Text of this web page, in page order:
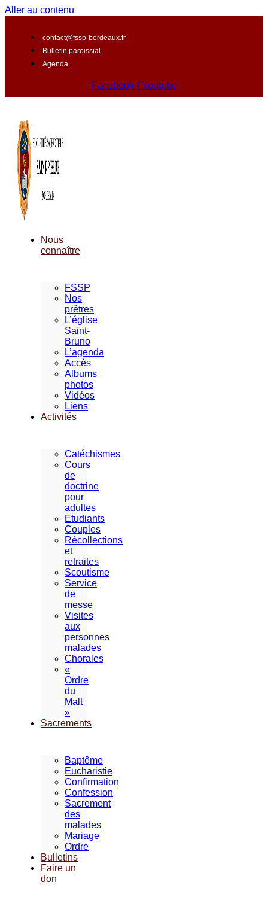
Aller au contenu
contact@fssp-bordeaux.fr
Bulletin paroissial
Agenda
Facebook-f Youtube
Nous
connaître
FSSP
Nos
prêtres
L’église
Saint-
Bruno
L’agenda
Accès
Albums
photos
Vidéos
Liens
Activités
Catéchismes
Cours
de
doctrine
pour
adultes
Etudiants
Couples
Récollections
et
retraites
Scoutisme
Service
de
messe
Visites
aux
personnes
malades
Chorales
«
Ordre
du
Malt
»
Sacrements
Baptême
Eucharistie
Confirmation
Confession
Sacrement
des
malades
Mariage
Ordre
Bulletins
Faire un
don